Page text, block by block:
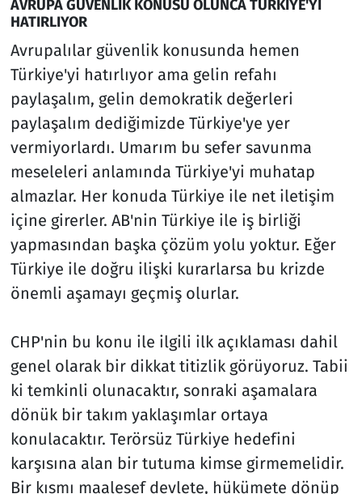
AVRUPA GÜVENLİK KONUSU OLUNCA TÜRKİYE'Yİ
HATIRLIYOR
Avrupalılar güvenlik konusunda hemen
Türkiye'yi hatırlıyor ama gelin refahı
paylaşalım, gelin demokratik değerleri
paylaşalım dediğimizde Türkiye'ye yer
vermiyorlardı. Umarım bu sefer savunma
meseleleri anlamında Türkiye'yi muhatap
almazlar. Her konuda Türkiye ile net iletişim
içine girerler. AB'nin Türkiye ile iş birliği
yapmasından başka çözüm yolu yoktur. Eğer
Türkiye ile doğru ilişki kurarlarsa bu krizde
önemli aşamayı geçmiş olurlar.
CHP'nin bu konu ile ilgili ilk açıklaması dahil
genel olarak bir dikkat titizlik görüyoruz. Tabii
ki temkinli olunacaktır, sonraki aşamalara
dönük bir takım yaklaşımlar ortaya
konulacaktır. Terörsüz Türkiye hedefini
karşısına alan bir tutuma kimse girmemelidir.
Bir kısmı maalesef devlete, hükümete dönüp